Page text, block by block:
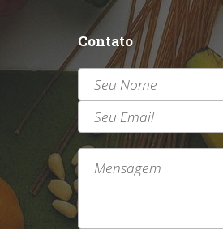
Contato